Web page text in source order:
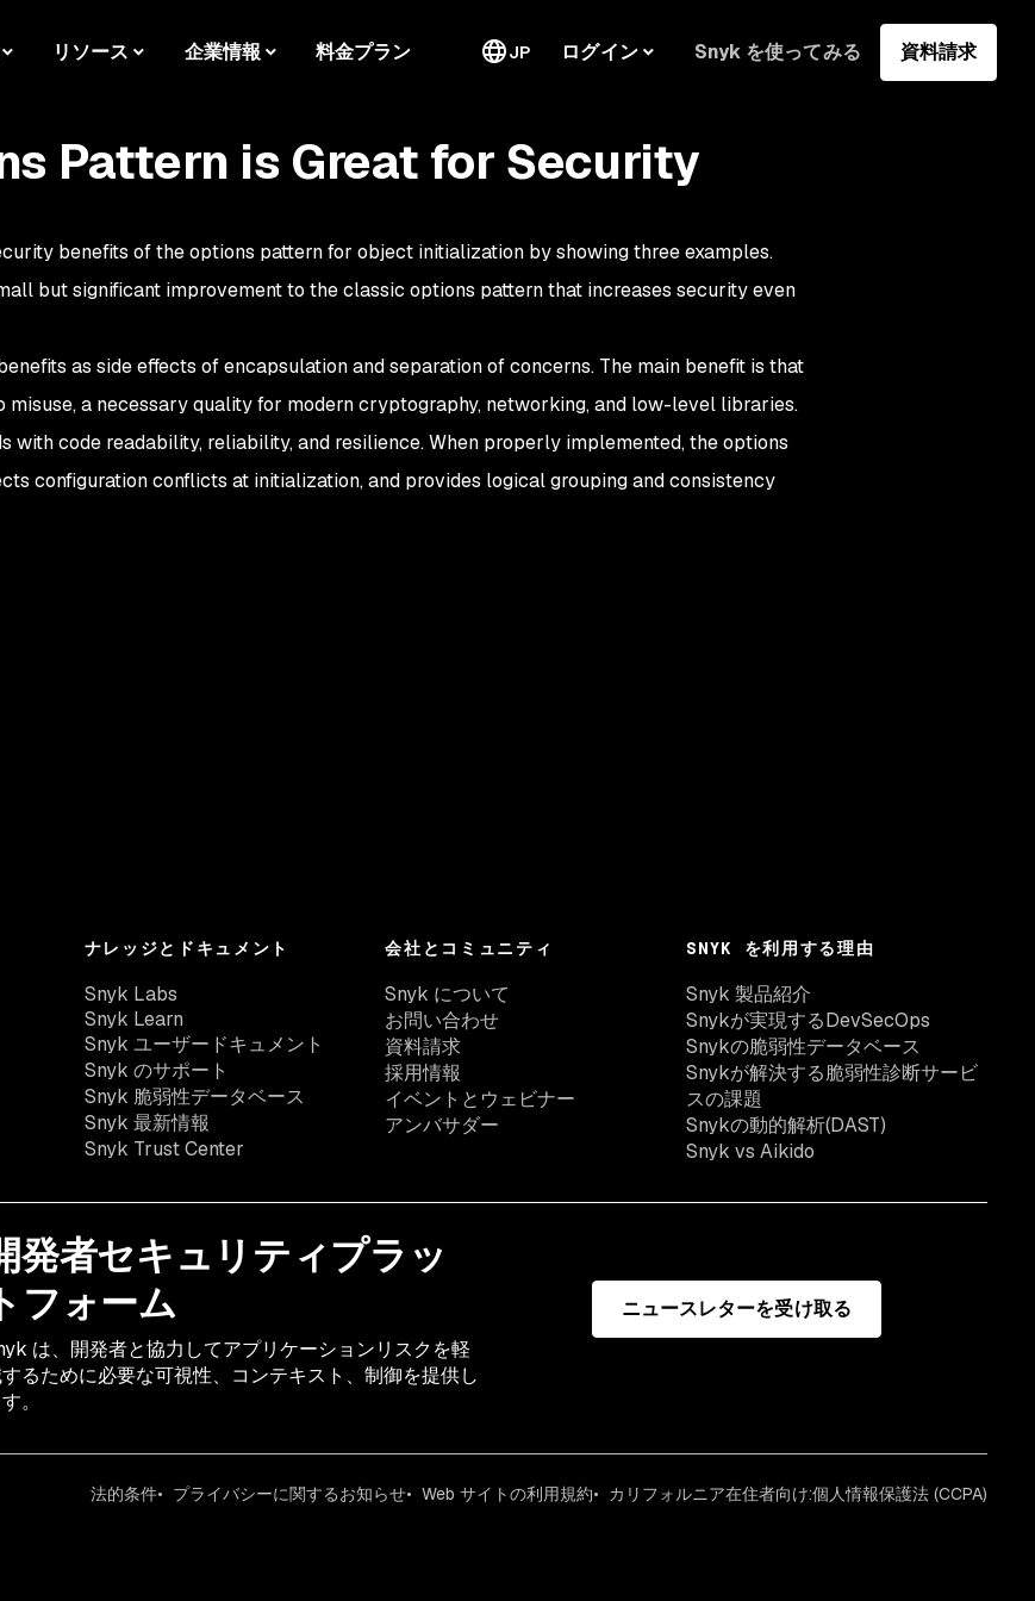
リソース 企業情報 料金プラン JP ログイン Snyk を使ってみる 資料請求
Pattern is Great for Security
benefits of the options pattern for object initialization by showing three examples.
but significant improvement to the classic options pattern that increases security even
as side effects of encapsulation and separation of concerns. The main benefit is that
a necessary quality for modern cryptography, networking, and low-level libraries.
with code readability, reliability, and resilience. When properly implemented, the options
configuration conflicts at initialization, and provides logical grouping and consistency
ナレッジとドキュメント
Snyk Labs
Snyk Learn
Snyk ユーザードキュメント
Snyk のサポート
Snyk 脆弱性データベース
Snyk 最新情報
Snyk Trust Center
会社とコミュニティ
Snyk について
お問い合わせ
資料請求
採用情報
イベントとウェビナー
アンバサダー
SNYK を利用する理由
Snyk 製品紹介
Snykが実現するDevSecOps
Snykの脆弱性データベース
Snykが解決する脆弱性診断サービ
スの課題
Snykの動的解析(DAST)
Snyk vs Aikido
発者セキュリティプラッ
フォーム
は、開発者と協力してアプリケーションリスクを軽
るために必要な可視性、コンテキスト、制御を提供し
。
ニュースレターを受け取る
法的条件 プライバシーに関するお知らせ Web サイトの利用規約 カリフォルニア在住者向け:個人情報保護法 (CCPA)